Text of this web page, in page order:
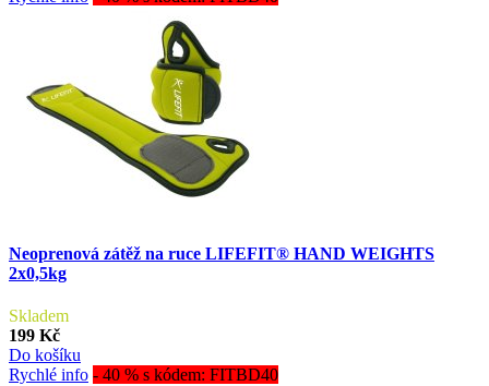
Neoprenová zátěž na ruce LIFEFIT® HAND WEIGHTS
2x0,5kg
Skladem
199 Kč
Do košíku
Rychlé info - 40 % s kódem: FITBD40